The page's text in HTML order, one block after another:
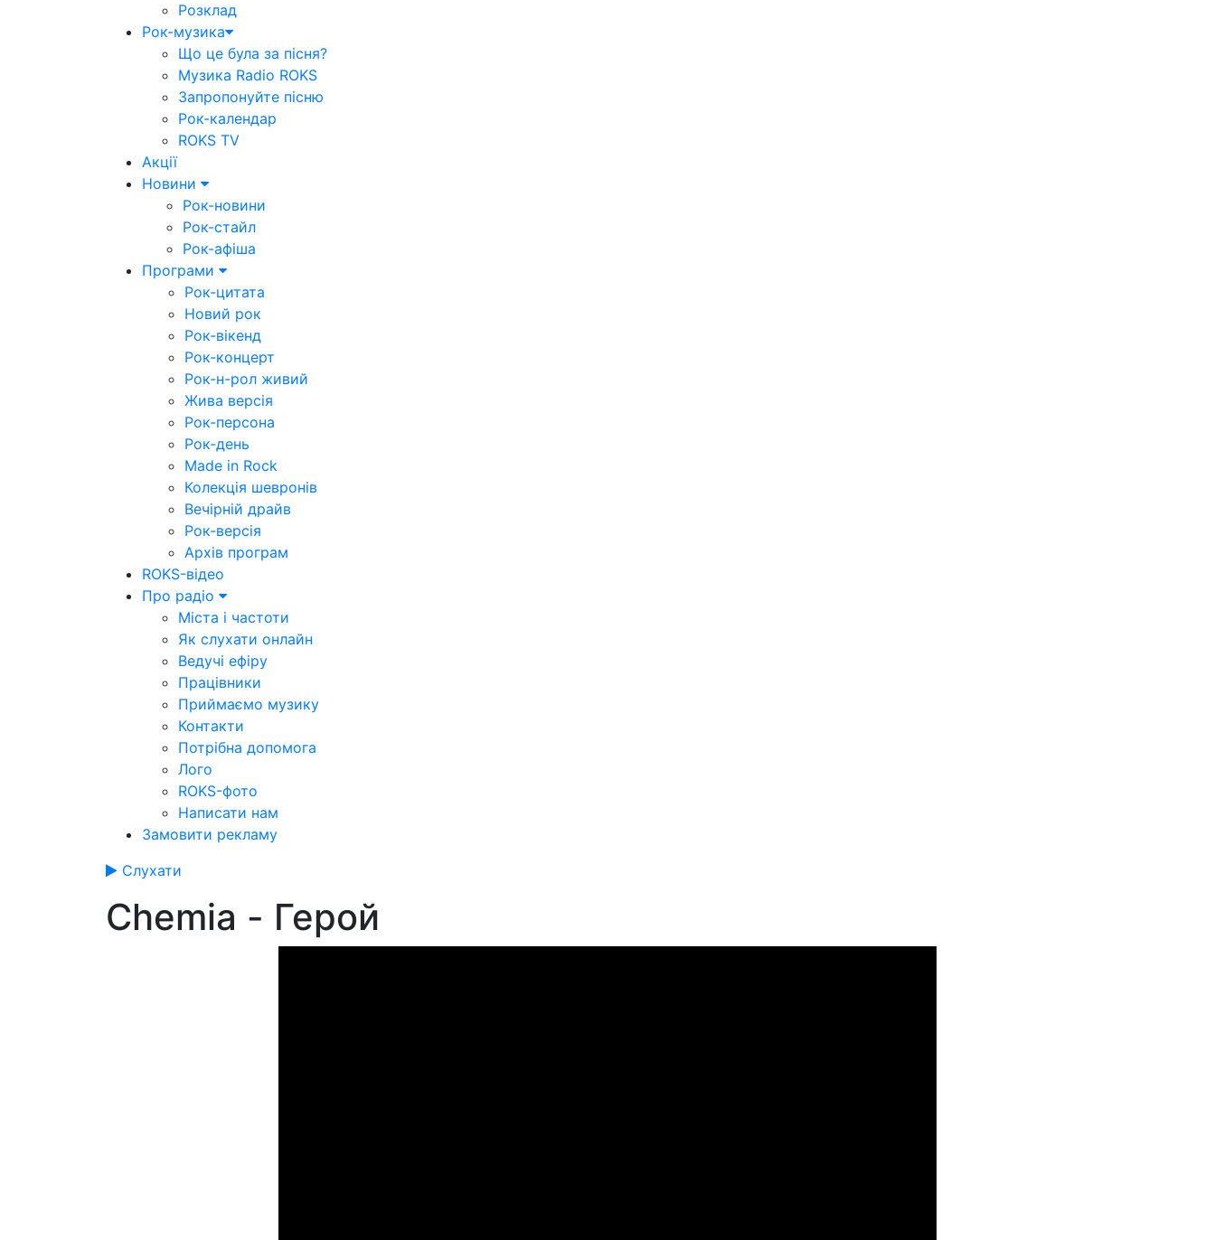
Розклад
Рок-музика
Що це була за пісня?
Музика Radio ROKS
Запропонуйте пісню
Рок-календар
ROKS TV
Акції
Новини
Рок-новини
Рок-стайл
Рок-афіша
Програми
Рок-цитата
Новий рок
Рок-вікенд
Рок-концерт
Рок-н-рол живий
Жива версія
Рок-персона
Рок-день
Made in Rock
Колекція шевронів
Вечірній драйв
Рок-версія
Архів програм
ROKS-відео
Про радіо
Міста і частоти
Як слухати онлайн
Ведучі ефіру
Працівники
Приймаємо музику
Контакти
Потрібна допомога
Лого
ROKS-фото
Написати нам
Замовити рекламу
Слухати
Chemia - Герой